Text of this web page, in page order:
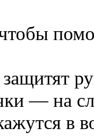
— на
в